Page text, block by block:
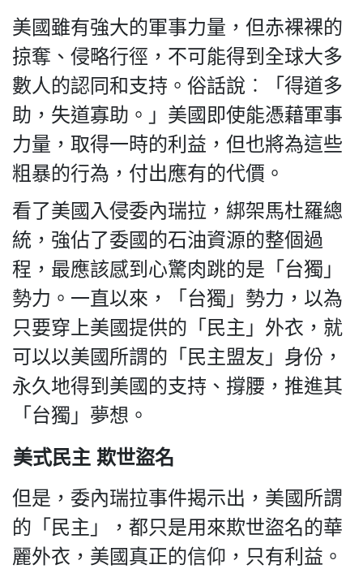
美國雖有強大的軍事力量，但赤裸裸的
掠奪、侵略行徑，不可能得到全球大多
數人的認同和支持。俗話說︰「得道多
助，失道寡助。」美國即使能憑藉軍事
力量，取得一時的利益，但也將為這些
粗暴的行為，付出應有的代價。
看了美國入侵委內瑞拉，綁架馬杜羅總
統，強佔了委國的石油資源的整個過
程，最應該感到心驚肉跳的是「台獨」
勢力。一直以來，「台獨」勢力，以為
只要穿上美國提供的「民主」外衣，就
可以以美國所謂的「民主盟友」身份，
永久地得到美國的支持、撐腰，推進其
「台獨」夢想。
美式民主 欺世盜名
但是，委內瑞拉事件揭示出，美國所謂
的「民主」，都只是用來欺世盜名的華
麗外衣，美國真正的信仰，只有利益。